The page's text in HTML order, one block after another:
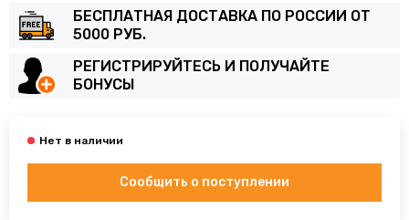
БЕСПЛАТНАЯ ДОСТАВКА ПО РОССИИ ОТ
5000 РУБ.
РЕГИСТРИРУЙТЕСЬ И ПОЛУЧАЙТЕ
БОНУСЫ
Сообщить о поступлении